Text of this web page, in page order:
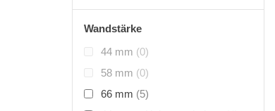
Wandstärke
44 mm (0)
58 mm (0)
66 mm (5)